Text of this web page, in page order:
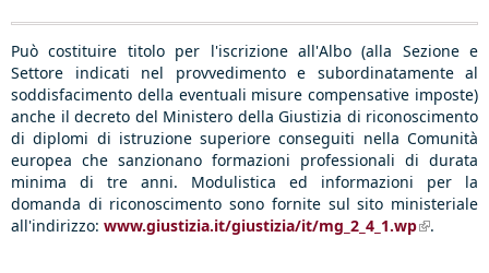
Può costituire titolo per l'iscrizione all'Albo (alla Sezione e
Settore indicati nel provvedimento e subordinatamente al
soddisfacimento della eventuali misure compensative imposte)
anche il decreto del Ministero della Giustizia di riconoscimento
di diplomi di istruzione superiore conseguiti nella Comunità
europea che sanzionano formazioni professionali di durata
minima di tre anni. Modulistica ed informazioni per la
domanda di riconoscimento sono fornite sul sito ministeriale
all'indirizzo: www.giustizia.it/giustizia/it/mg_2_4_1.wp(link is
.